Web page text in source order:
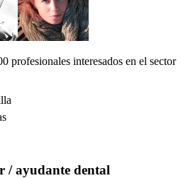
profesionales interesados en el sector
/ ayudante dental